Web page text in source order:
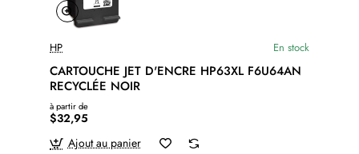
HP En stock
CARTOUCHE JET D'ENCRE HP63XL F6U64AN
RECYCLÉE NOIR
à partir de
$32,95
Ajout au panier